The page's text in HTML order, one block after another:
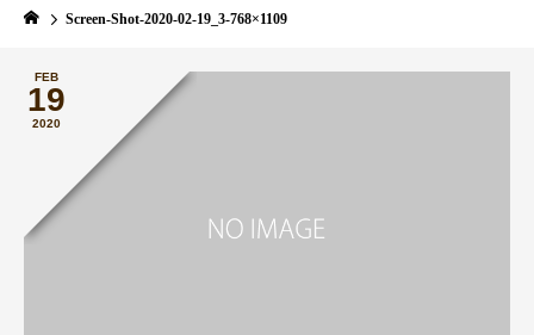
Screen-Shot-2020-02-19_3-768×1109
FEB
19
2020